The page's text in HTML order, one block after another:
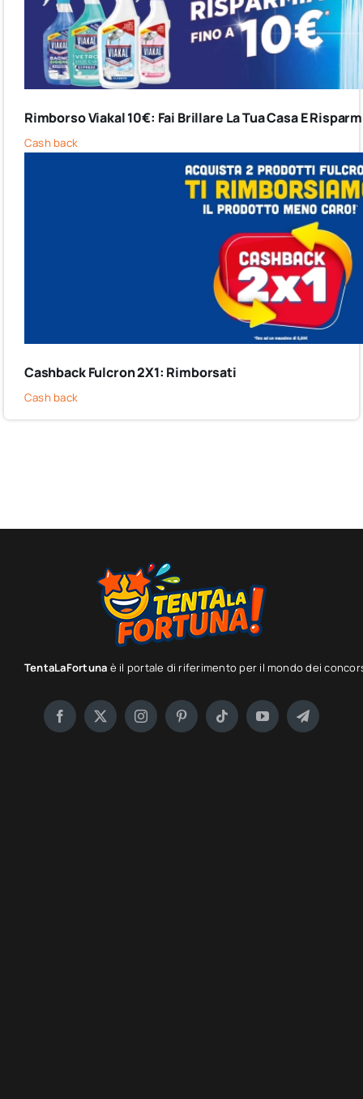
Rimborso Viakal 10€: Fai Brillare La Tua Casa E
Cash back
Cashback Fulcron 2X1: Rimborsati
Cash back
TentaLaFortuna è il portale di riferimento per il mondo dei